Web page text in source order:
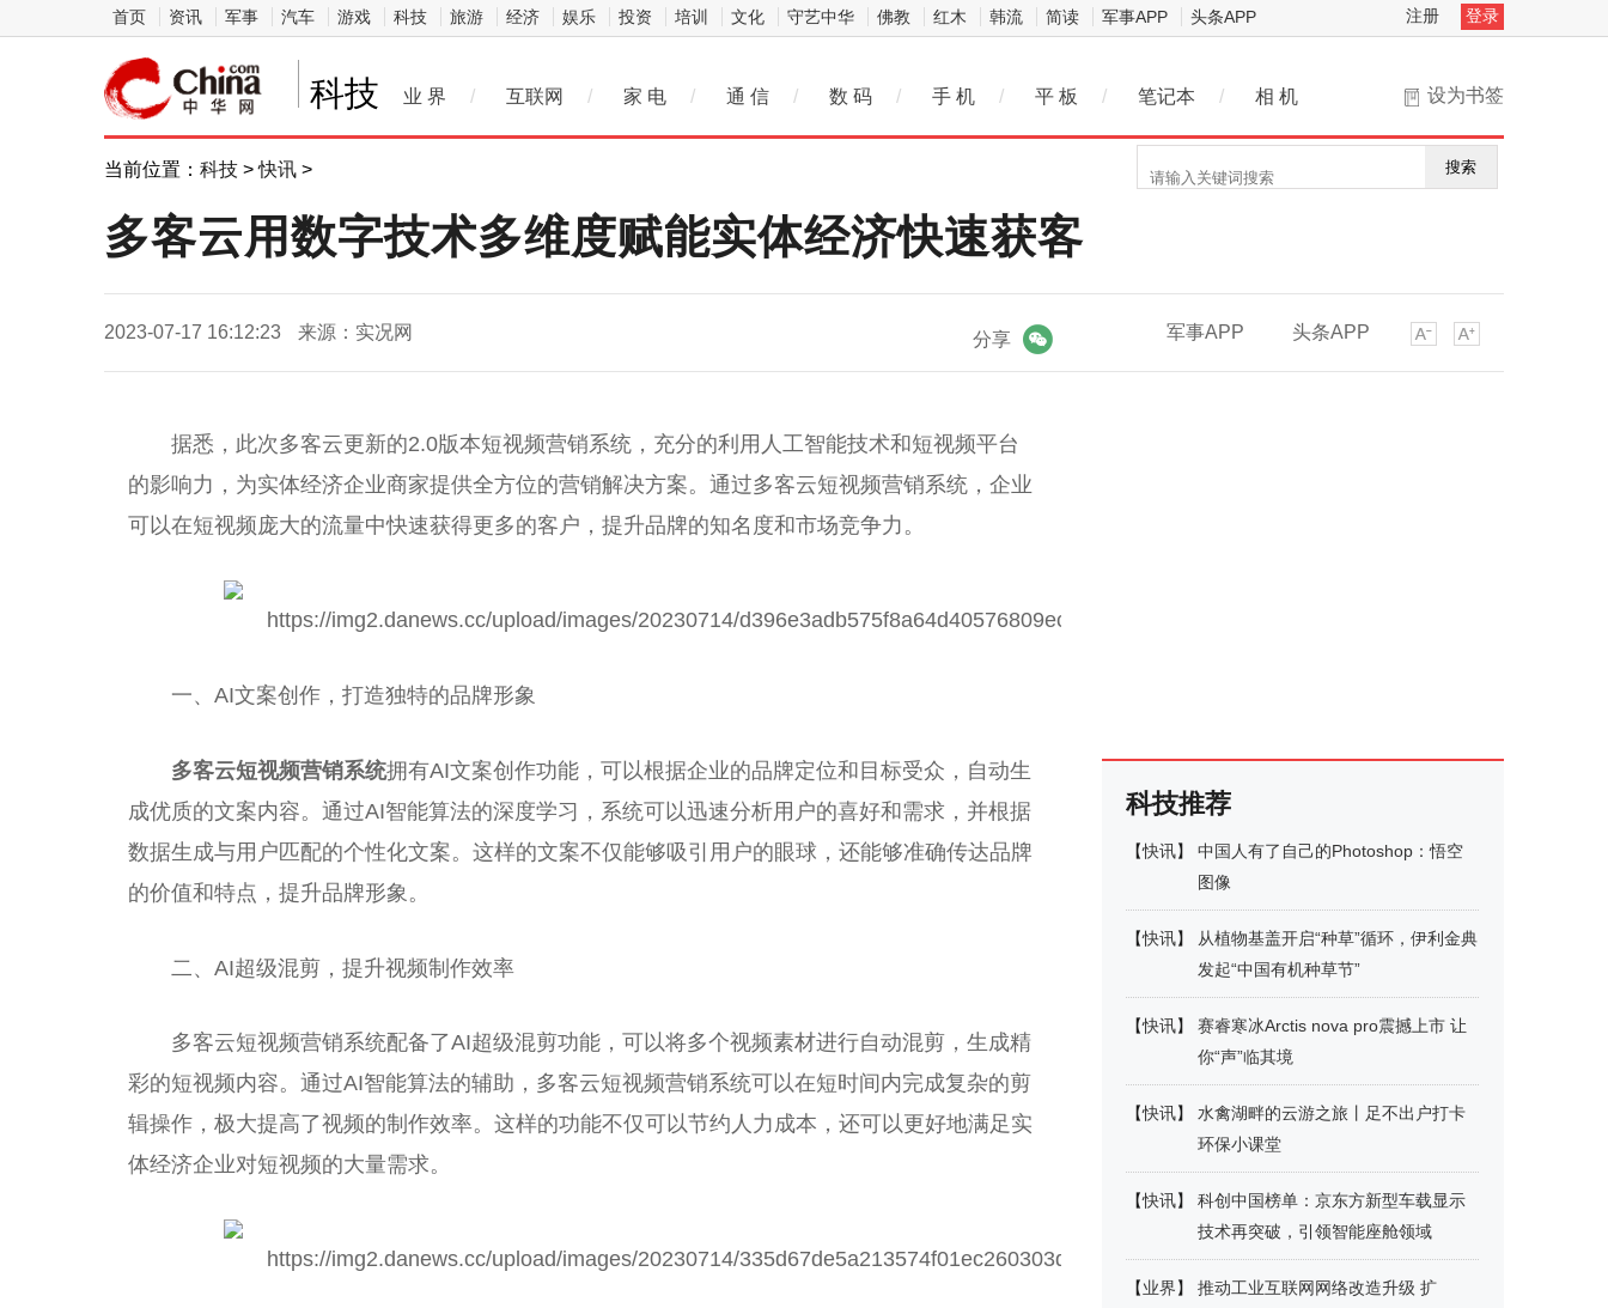
首页 资讯 军事 汽车 游戏 科技 旅游 经济 娱乐 投资 培训 文化 守艺中华 佛教 红木 韩流 简读 军事APP 头条APP 注册 登录
科技 设为书签
业 界 / 互联网 / 家 电 / 通 信 / 数 码 / 手 机 / 平 板 / 笔记本 / 相 机
当前位置： 科技 >快讯 > 搜索
多客云用数字技术多维度赋能实体经济快速获客
2023-07-17 16:12:23 来源：实况网 军事APP 头条APP
分享
据悉，此次多客云更新的2.0版本短视频营销系统，充分的利用人工智能技术和短视频平台
的影响力，为实体经济企业商家提供全方位的营销解决方案。通过多客云短视频营销系统，企业
可以在短视频庞大的流量中快速获得更多的客户，提升品牌的知名度和市场竞争力。
一、AI文案创作，打造独特的品牌形象
多客云短视频营销系统拥有AI文案创作功能，可以根据企业的品牌定位和目标受众，自动生
成优质的文案内容。通过AI智能算法的深度学习，系统可以迅速分析用户的喜好和需求，并根据
数据生成与用户匹配的个性化文案。这样的文案不仅能够吸引用户的眼球，还能够准确传达品牌
的价值和特点，提升品牌形象。
二、AI超级混剪，提升视频制作效率
多客云短视频营销系统配备了AI超级混剪功能，可以将多个视频素材进行自动混剪，生成精
彩的短视频内容。通过AI智能算法的辅助，多客云短视频营销系统可以在短时间内完成复杂的剪
辑操作，极大提高了视频的制作效率。这样的功能不仅可以节约人力成本，还可以更好地满足实
体经济企业对短视频的大量需求。
科技推荐
【快讯】
中国人有了自己的Photoshop：悟空
图像
【快讯】
从植物基盖开启“种草”循环，伊利金典
发起“中国有机种草节”
【快讯】
赛睿寒冰Arctis nova pro震撼上市 让
你“声”临其境
【快讯】
水禽湖畔的云游之旅丨足不出户打卡
环保小课堂
【快讯】
科创中国榜单：京东方新型车载显示
技术再突破，引领智能座舱领域
【业界】
推动工业互联网网络改造升级 扩